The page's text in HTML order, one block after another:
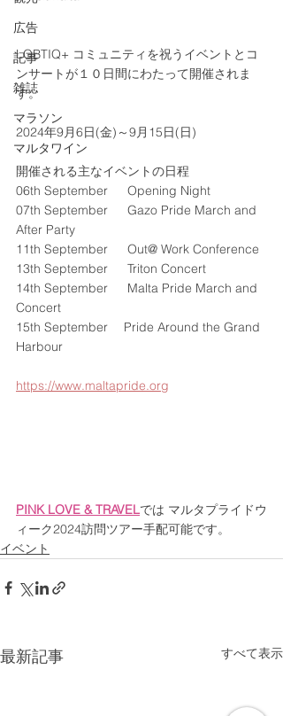
広告
記事
雑誌
マラソン
マルタワイン
LGBTIQ+ コミュニティを祝うイベントとコ
ンサートが１０日間にわたって開催されま
す。
2024年9月6日(金)～9月15日(日)
開催される主なイベントの日程
06th September  　Opening Night
07th September 　 Gazo Pride March and
After Party
11th September 　 Out@ Work Conference
13th September 　 Triton Concert
14th September 　 Malta Pride March and
Concert
15th September　 Pride Around the Grand
Harbour
https://www.maltapride.org
PINK LOVE & TRAVELでは マルタプライドウ
ィーク2024訪問ツアー手配可能です。
イベント
最新記事 すべて表示